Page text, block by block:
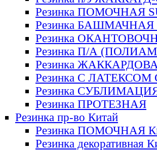
Резинка ПОМОЧНАЯ
Резинка БАШМАЧНАЯ
Резинка
Резинка П/А
Резинка
Резинка С ЛАТЕКСОМ
Резинка
Резинка ПРОТЕЗНАЯ
Резинка пр-во Китай
Резинка ПОМОЧНАЯ
Резинка декоративная